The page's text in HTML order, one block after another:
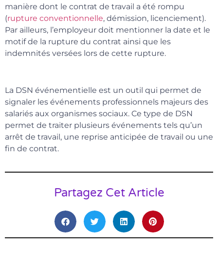
manière dont le contrat de travail a été rompu
(rupture conventionnelle, démission, licenciement).
Par ailleurs, l’employeur doit mentionner la date et le
motif de la rupture du contrat ainsi que les
indemnités versées lors de cette rupture.
La DSN événementielle est un outil qui permet de
signaler les événements professionnels majeurs des
salariés aux organismes sociaux. Ce type de DSN
permet de traiter plusieurs événements tels qu’un
arrêt de travail, une reprise anticipée de travail ou une
fin de contrat.
Partagez Cet Article